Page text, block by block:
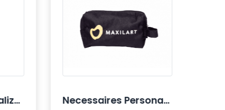
Sacochila Personalizada Atacado Necessaires Personalizada